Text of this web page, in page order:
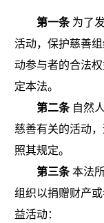
第一条 为了
活动，保护慈善
动参与者的合法
定本法。
第二条 自然
慈善有关的活动
照其规定。
第三条本法
组织以捐赠财产
益活动：